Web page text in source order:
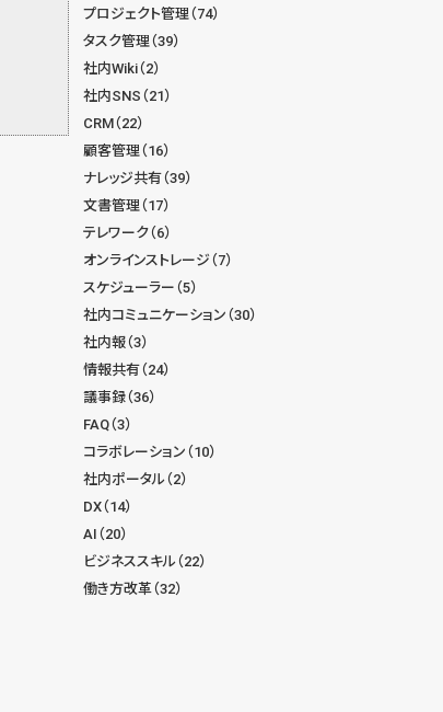
プロジェクト管理（74）
タスク管理（39）
社内Wiki（2）
社内SNS（21）
CRM（22）
顧客管理（16）
ナレッジ共有（39）
文書管理（17）
テレワーク（6）
オンラインストレージ（7）
スケジューラー（5）
社内コミュニケーション（30）
社内報（3）
情報共有（24）
議事録（36）
FAQ（3）
コラボレーション（10）
社内ポータル（2）
DX（14）
AI（20）
ビジネススキル（22）
働き方改革（32）